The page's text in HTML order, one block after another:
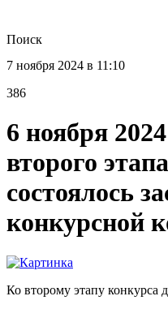
Поиск
7 ноября 2024 в 11:10
386
6 ноября
второго
состоялось
конкурсной
Ко второму этапу конкурса